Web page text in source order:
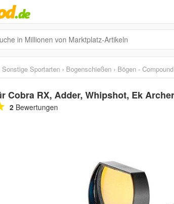
Sonstige Sportarten › Bogenschießen › Bögen - Compound
Cobra RX, Adder, Whipshot, Ek
2 Bewertungen